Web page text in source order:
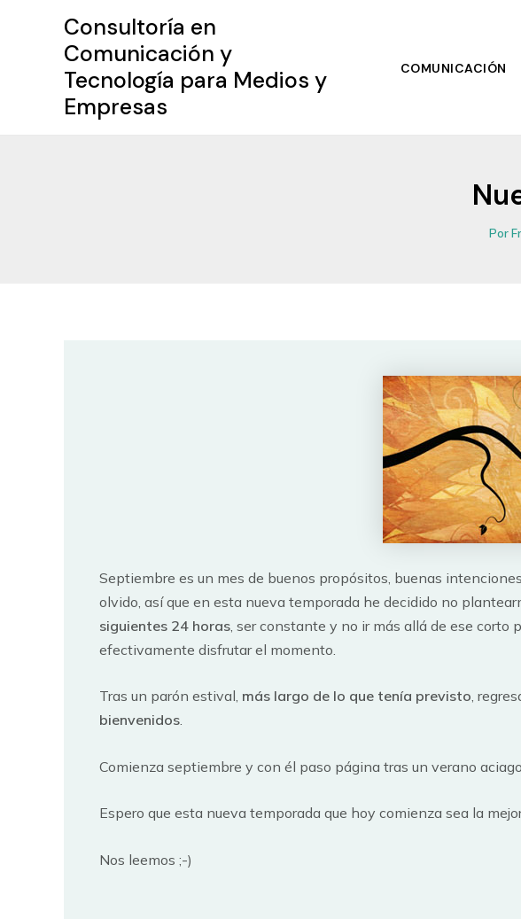
Consultoría en
Comunicación y
Tecnología para Medios y
Empresas
COMUNICACIÓN
Por
Septiembre es un mes de buenos propósitos, buenas
olvido, así que en esta nueva temporada he decidido no
siguientes 24 horas , ser constante y no ir más allá de ese
efectivamente disfrutar el momento.
Tras un parón estival, más largo de lo que tenía previsto,
bienvenidos.
Comienza septiembre y con él paso página tras un verano
Espero que esta nueva temporada que hoy comienza sea la
Nos leemos ;-)